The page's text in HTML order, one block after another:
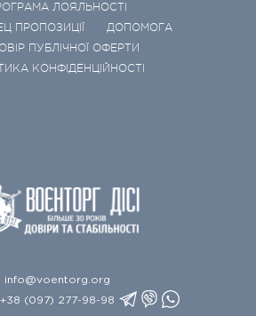
ЛОЯЛЬНОСТІ
ПРОПОЗИЦІЇ
ДОПОМОГА
ПУБЛІЧНОЇ ОФЕРТИ
КОНФІДЕНЦІЙНОСТІ
info@voentorg.org
+38 (097) 277-98-98